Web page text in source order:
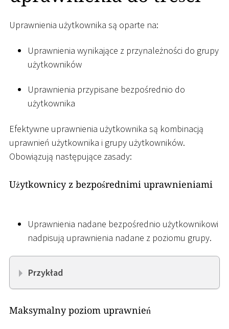
Uprawnienia użytkownika są oparte na:
Uprawnienia wynikające z przynależności do grupy
użytkowników
Uprawnienia przypisane bezpośrednio do
użytkownika
Efektywne uprawnienia użytkownika są kombinacją
uprawnień użytkownika i grupy użytkowników.
Obowiązują następujące zasady:
Użytkownicy z bezpośrednimi uprawnieniami
Uprawnienia nadane bezpośrednio użytkownikowi
nadpisują uprawnienia nadane z poziomu grupy.
Przykład
Maksymalny poziom uprawnień